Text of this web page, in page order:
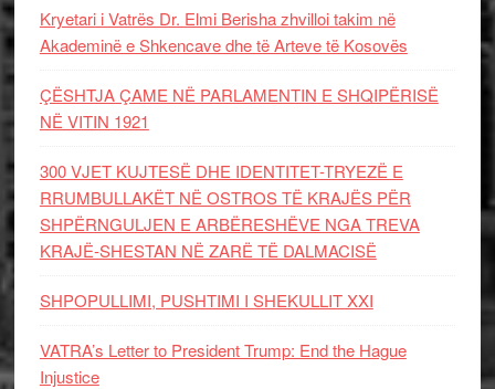
Kryetari i Vatrës Dr. Elmi Berisha zhvilloi takim në
Akademinë e Shkencave dhe të Arteve të Kosovës
ÇËSHTJA ÇAME NË PARLAMENTIN E SHQIPËRISË
NË VITIN 1921
300 VJET KUJTESË DHE IDENTITET-TRYEZË E
RRUMBULLAKËT NË OSTROS TË KRAJËS PËR
SHPËRNGULJEN E ARBËRESHËVE NGA TREVA
KRAJË-SHESTAN NË ZARË TË DALMACISË
SHPOPULLIMI, PUSHTIMI I SHEKULLIT XXI
VATRA’s Letter to President Trump: End the Hague
Injustice